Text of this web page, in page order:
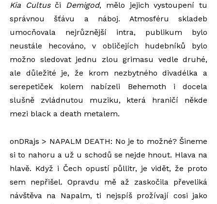
Kia Cultusči Demigod, mělo jejich vystoupení tu
správnou šťávu a náboj. Atmosféru skladeb
umocňovala nejrůznější intra, publikum bylo
neustále hecováno, v obličejích hudebníků bylo
možno sledovat jednu zlou grimasu vedle druhé,
ale důležité je, že krom nezbytného divadélka a
serepetiček kolem nabízeli Behemoth i docela
slušně zvládnutou muziku, která hraničí někde
mezi black a death metalem.
onDRajs > NAPALM DEATH: No je to možné? Šineme
si to nahoru a už u schodů se nejde hnout. Hlava na
hlavě. Když i Čech opustí půllitr, je vidět, že proto
sem nepřišel. Opravdu mě až zaskočila převeliká
návštěva na Napalm, ti nejspíš prožívají cosi jako